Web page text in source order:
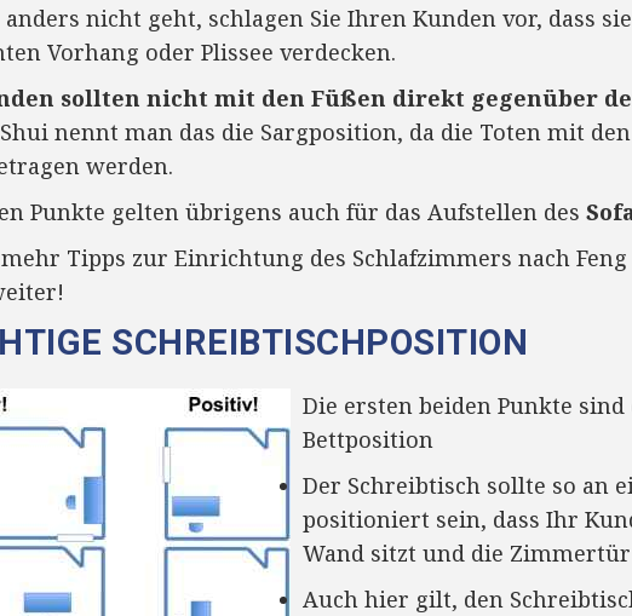
anders nicht geht, schlagen Sie Ihren Kunden vor, dass
Vorhang oder Plissee verdecken.
sollten nicht mit den Füßen direkt gegenüber
nennt man das die Sargposition, da die Toten mit
werden.
Punkte gelten übrigens auch für das Aufstellen des
Tipps zur Einrichtung des Schlafzimmers nach
SCHREIBTISCHPOSITION
Die ersten beiden Punkte
Bettposition
Der Schreibtisch sollte so an
positioniert sein, dass Ihr
Wand sitzt und die
Auch hier gilt, den